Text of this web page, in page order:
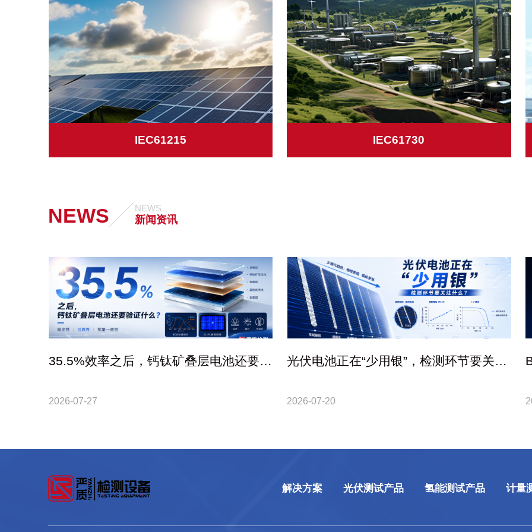
IEC61215 IEC61730
NEWS NEWS
新闻资讯
35.5%效率之后，钙钛矿叠层电池还要验
2026-07-27
光伏电池正在“少用银”，检测环节要关注
2026-07-20
解决方案 光伏测试产品 氢能测试产品 计量